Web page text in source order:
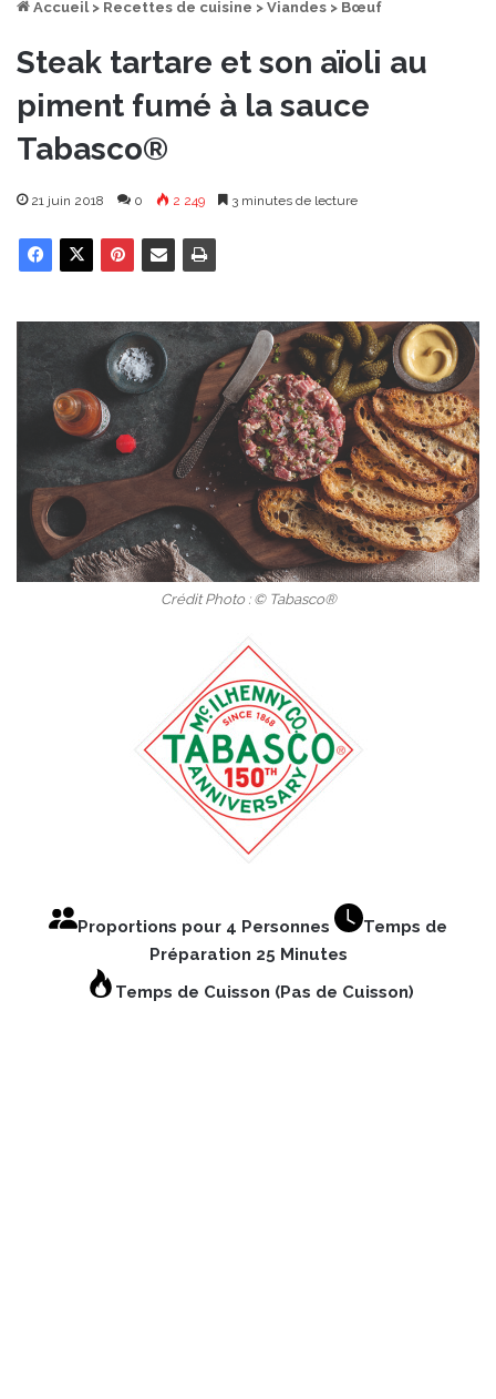
Accueil > Recettes de cuisine > Viandes > Bœuf
Steak tartare et son aïoli au
piment fumé à la sauce
Tabasco®
21 juin 2018 0 2 249 3 minutes de lecture
Crédit Photo : © Tabasco®
Proportions pour 4 Personnes
Temps de
Préparation 25 Minutes
Temps de Cuisson (Pas de Cuisson)